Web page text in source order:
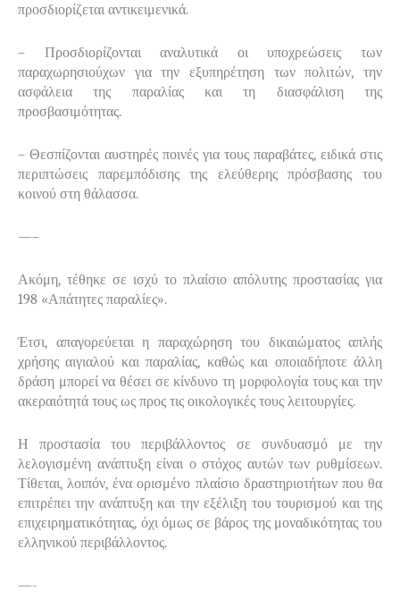
προσδιορίζεται αντικειμενικά.
– Προσδιορίζονται αναλυτικά οι υποχρεώσεις των
παραχωρησιούχων για την εξυπηρέτηση των πολιτών, την
ασφάλεια της παραλίας και τη διασφάλιση της
προσβασιμότητας.
– Θεσπίζονται αυστηρές ποινές για τους παραβάτες, ειδικά στις
περιπτώσεις παρεμπόδισης της ελεύθερης πρόσβασης του
κοινού στη θάλασσα.
—–
Ακόμη, τέθηκε σε ισχύ το πλαίσιο απόλυτης προστασίας για
198 «Απάτητες παραλίες».
Έτσι, απαγορεύεται η παραχώρηση του δικαιώματος απλής
χρήσης αιγιαλού και παραλίας, καθώς και οποιαδήποτε άλλη
δράση μπορεί να θέσει σε κίνδυνο τη μορφολογία τους και την
ακεραιότητά τους ως προς τις οικολογικές τους λειτουργίες.
Η προστασία του περιβάλλοντος σε συνδυασμό με την
λελογισμένη ανάπτυξη είναι ο στόχος αυτών των ρυθμίσεων.
Τίθεται, λοιπόν, ένα ορισμένο πλαίσιο δραστηριοτήτων που θα
επιτρέπει την ανάπτυξη και την εξέλιξη του τουρισμού και της
επιχειρηματικότητας, όχι όμως σε βάρος της μοναδικότητας του
ελληνικού περιβάλλοντος.
—-